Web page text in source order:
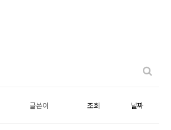
글쓴이 조회 날짜